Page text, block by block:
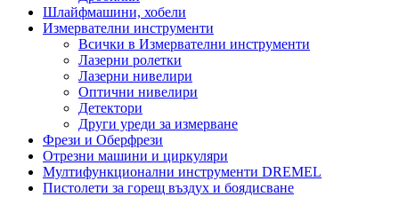
Шлайфмашини, хобели
Измервателни инструменти
Всички в Измервателни инструменти
Лазерни ролетки
Лазерни нивелири
Оптични нивелири
Детектори
Други уреди за измерване
Фрези и Оберфрези
Отрезни машини и циркуляри
Мултифункционални инструменти DREMEL
Пистолети за горещ въздух и боядисване